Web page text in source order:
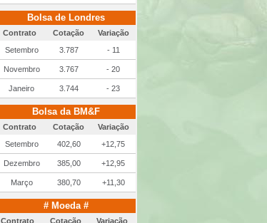
Bolsa de Londres
Contrato Cotação
Variação
Setembro
3.787 - 11
Novembro 3.767 - 20
Janeiro 3.744 - 23
Bolsa da BM&F
Contrato Cotação
Variação
Setembro
402,60 +12,75
Dezembro 385,00 +12,95
Março 380,70 +11,30
# Moeda #
Contrato Cotação
Variação